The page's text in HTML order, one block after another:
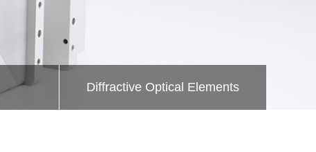
Diffractive Optical Elements